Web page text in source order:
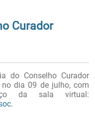
Curador
do Conselho Curador
no dia 09 de julho, com
da sala virtual:
.